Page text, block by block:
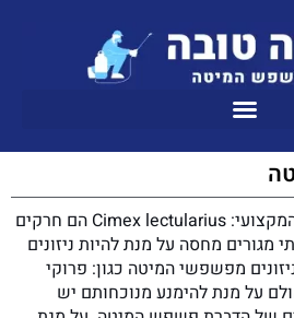
פשפשי המיטה או בשמם המקצועי: Cimex lectularius הם חרקים
מגורים מחסה על מנת להיות ניזונים
מפשפשי המיטה כגון: פרוקי
על מנת להימנע מנוכחותם יש